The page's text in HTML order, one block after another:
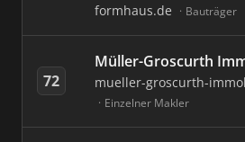
formhaus.de Bauträger
72
Müller-Groscurth
mueller-groscurth-
Einzelner Makler